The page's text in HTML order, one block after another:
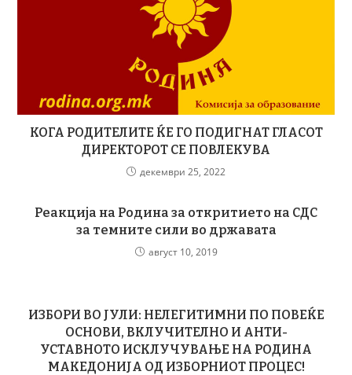
КОГА РОДИТЕЛИТЕ ЌЕ ГО ПОДИГНАТ ГЛАСОТ
ДИРЕКТОРОТ СЕ ПОВЛЕКУВА
декември 25, 2022
Реакција на Родина за откритието на СДС
за темните сили во државата
август 10, 2019
ИЗБОРИ ВО ЈУЛИ: НЕЛЕГИТИМНИ ПО ПОВЕЌЕ
ОСНОВИ, ВКЛУЧИТЕЛНО И АНТИ-
УСТАВНОТО ИСКЛУЧУВАЊЕ НА РОДИНА
МАКЕДОНИЈА ОД ИЗБОРНИОТ ПРОЦЕС!